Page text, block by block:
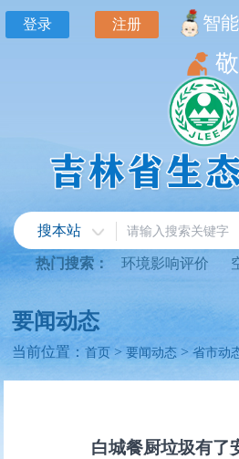
登录 注册 智
搜本站
热门搜索： 环境影响评价
要闻动态
当前位置：首页>要闻动态 >省市动
白城餐厨垃圾有了